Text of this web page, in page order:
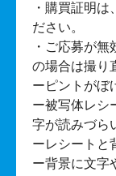
・購買証明
ださい。
・ご応募が
の場合は撮り
ーピントがぼ
ー被写体レシ
字が読みづら
ーレシートと
ー背景に文字